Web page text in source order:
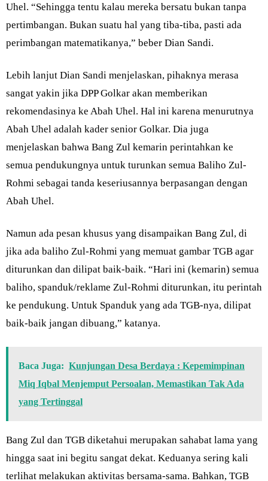
Uhel. “Sehingga tentu kalau mereka bersatu bukan tanpa
pertimbangan. Bukan suatu hal yang tiba-tiba, pasti ada
perimbangan matematikanya,” beber Dian Sandi.
Lebih lanjut Dian Sandi menjelaskan, pihaknya merasa
sangat yakin jika DPP Golkar akan memberikan
rekomendasinya ke Abah Uhel. Hal ini karena menurutnya
Abah Uhel adalah kader senior Golkar. Dia juga
menjelaskan bahwa Bang Zul kemarin perintahkan ke
semua pendukungnya untuk turunkan semua Baliho Zul-
Rohmi sebagai tanda keseriusannya berpasangan dengan
Abah Uhel.
Namun ada pesan khusus yang disampaikan Bang Zul, di
jika ada baliho Zul-Rohmi yang memuat gambar TGB agar
diturunkan dan dilipat baik-baik. “Hari ini (kemarin) semua
baliho, spanduk/reklame Zul-Rohmi diturunkan, itu perintah
ke pendukung. Untuk Spanduk yang ada TGB-nya, dilipat
baik-baik jangan dibuang,” katanya.
Baca Juga: Kunjungan Desa Berdaya : Kepemimpinan
Miq Iqbal Menjemput Persoalan, Memastikan Tak Ada
yang Tertinggal
Bang Zul dan TGB diketahui merupakan sahabat lama yang
hingga saat ini begitu sangat dekat. Keduanya sering kali
terlihat melakukan aktivitas bersama-sama. Bahkan, TGB